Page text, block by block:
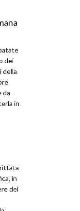
dei
della
da
in
in
dei